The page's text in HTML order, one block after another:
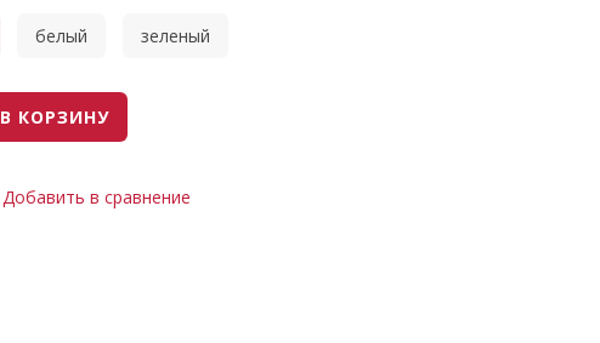
белый зеленый
В КОРЗИНУ
Добавить в сравнение